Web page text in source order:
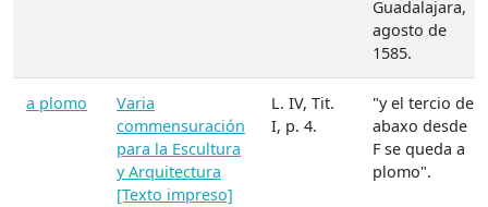
Guadalajara,
agosto de
1585.
a plomo
Varia
commensuración
para la Escultura
y Arquitectura
[Texto impreso]
L. IV, Tit.
I, p. 4.
"y el tercio de
abaxo desde
F se queda a
plomo".